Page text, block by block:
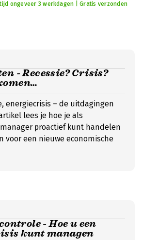
ongeveer 3 werkdagen | Gratis verzonden
- Recessie? Crisis?
energiecrisis – de uitdagingen
lees je hoe je als
proactief kunt handelen
voor een nieuwe economische
- Hoe u een
kunt managen